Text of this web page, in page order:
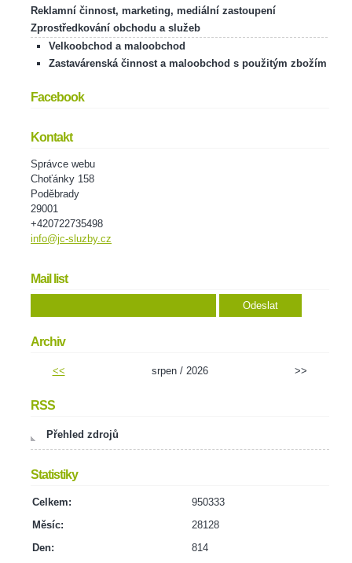
Reklamní činnost, marketing, mediální zastoupení
Zprostředkování obchodu a služeb
Velkoobchod a maloobchod
Zastavárenská činnost a maloobchod s použitým zbožím
Facebook
Kontakt
Správce webu
Choťánky 158
Poděbrady
29001
+420722735498
info@jc-sluzby.cz
Mail list
Archiv
<< srpen / 2026 >>
RSS
Přehled zdrojů
Statistiky
Celkem:
950333
Měsíc:
28128
Den:
814